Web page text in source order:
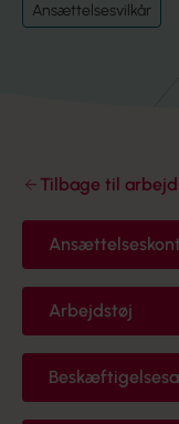
Ansættelsesvilkår
Tilbage til
Arbejdstøj